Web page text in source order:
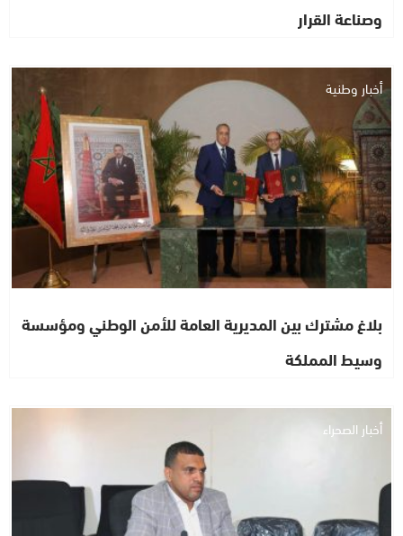
وصناعة القرار
أخبار وطنية
بلاغ مشترك بين المديرية العامة للأمن الوطني ومؤسسة
وسيط المملكة
أخبار الصحراء